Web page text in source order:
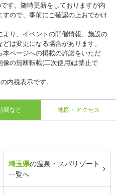
す。随時更新をしておりますが内
ので、事前にご確認の上おでかけ
り、イベントの開催情報、施設の
は変更になる場合があります。
ページへの掲載の許諾をいただ
の無断転載(二次使用)は禁止で
内税表示です。
間など 地図・アクセス
埼玉県の温泉・スパリゾート
一覧へ